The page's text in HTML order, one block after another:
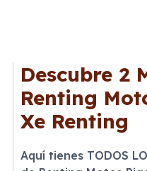
Descubre 2
Renting
Xe Renting
Aquí tienes TODOS